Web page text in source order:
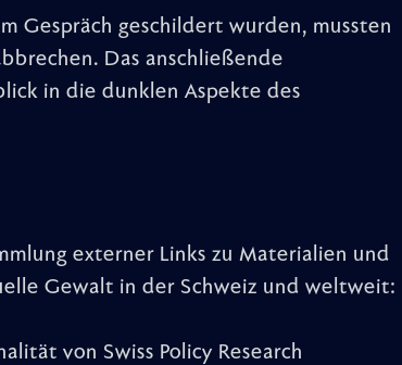
Gespräch geschildert wurden, mussten
Das anschließende
in die dunklen Aspekte des
externer Links zu Materialien und
Gewalt in der Schweiz und weltweit:
von Swiss Policy Research